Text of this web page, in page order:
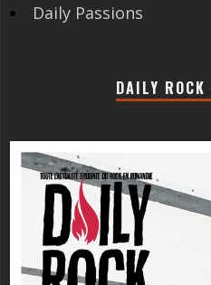
Daily Passions
DAILY